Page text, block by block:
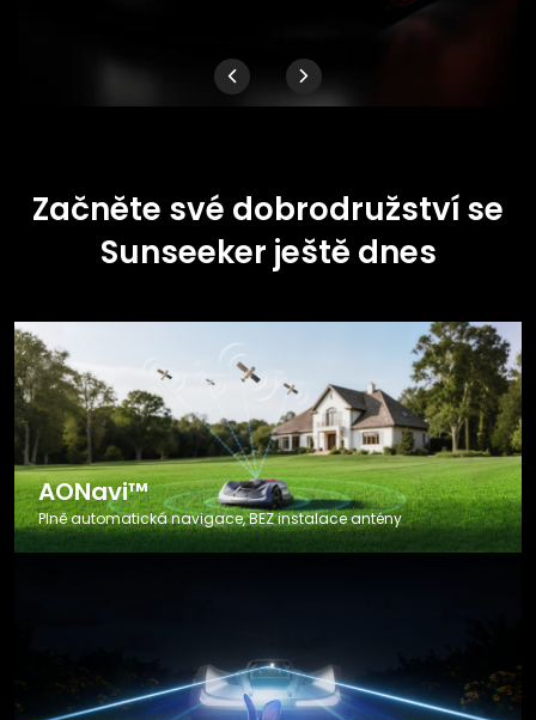
Začněte své dobrodružství se
Sunseeker ještě dnes
AONavi™
Plně automatická navigace, BEZ instalace antény